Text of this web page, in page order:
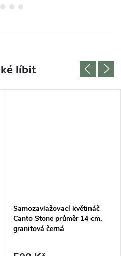
Samozavlažovací květináč
Canto Stone průměr 14 cm,
granitová černá